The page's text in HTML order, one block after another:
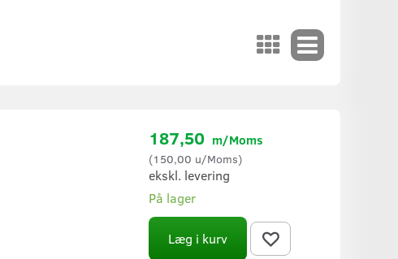
187,50 m/Moms
(150,00 u/Moms)
ekskl. levering
På lager
Læg i kurv